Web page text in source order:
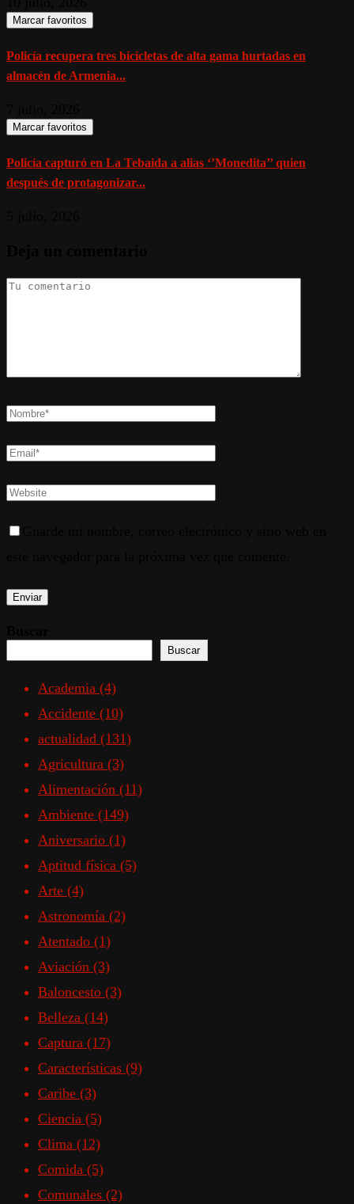
Marcar favoritos
Policía recupera tres bicicletas de alta gama hurtadas en
almacén de Armenia...
Marcar favoritos
Policía capturó en La Tebaida a alias ‘’Monedita’’ quien
después de protagonizar...
Buscar
Academia (4)
Accidente (10)
actualidad (131)
Agricultura (3)
Alimentación (11)
Ambiente (149)
Aniversario (1)
Aptitud física (5)
Arte (4)
Astronomía (2)
Atentado (1)
Aviación (3)
Baloncesto (3)
Belleza (14)
Captura (17)
Características (9)
Caribe (3)
Ciencia (5)
Clima (12)
Comida (5)
Comunales (2)